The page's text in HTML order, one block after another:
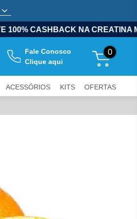
NA CREATINA MONO 100G*
Fale Conosco
Clique aqui
0
ACESSÓRIOS KITS OFERTAS